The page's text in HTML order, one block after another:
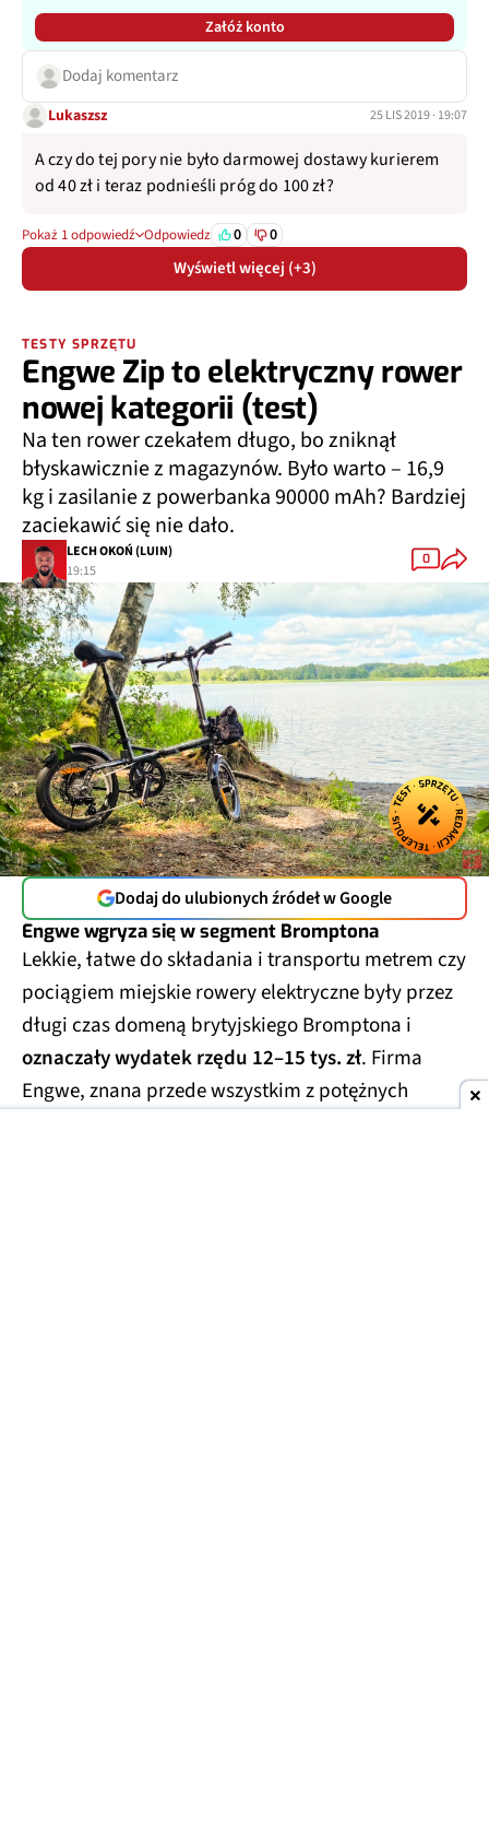
Załóż konto
Dodaj komentarz
Lukaszsz 25 LIS 2019 · 19:07
A czy do tej pory nie było darmowej dostawy kurierem
od 40 zł i teraz podnieśli próg do 100 zł?
Pokaż 1 odpowiedź Odpowiedz 0 0
Wyświetl więcej (+3)
TESTY SPRZĘTU
Engwe Zip to elektryczny rower
nowej kategorii (test)
Na ten rower czekałem długo, bo zniknął
błyskawicznie z magazynów. Było warto – 16,9
kg i zasilanie z powerbanka 90000 mAh? Bardziej
zaciekawić się nie dało.
LECH OKOŃ (LUIN)
19:15
0
Dodaj do ulubionych źródeł w Google
Engwe wgryza się w segment Bromptona
Lekkie, łatwe do składania i transportu metrem czy
pociągiem miejskie rowery elektryczne były przez
długi czas domeną brytyjskiego Bromptona i
oznaczały wydatek rzędu 12–15 tys. zł. Firma
Engwe, znana przede wszystkim z potężnych